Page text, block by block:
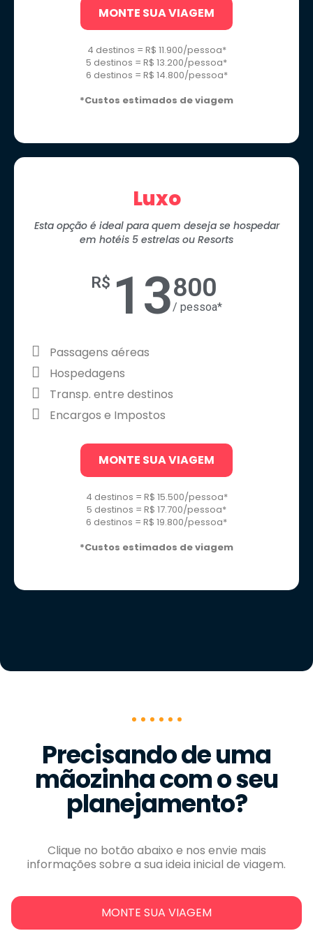
MONTE SUA VIAGEM
4 destinos = R$ 11.900/pessoa*
5 destinos = R$ 13.200/pessoa*
6 destinos = R$ 14.800/pessoa*
*Custos estimados de viagem
Luxo
Esta opção é ideal para quem deseja se hospedar
em hotéis 5 estrelas ou Resorts
R$ 13800
/ pessoa*
Passagens aéreas
Hospedagens
Transp. entre destinos
Encargos e Impostos
MONTE SUA VIAGEM
4 destinos = R$ 15.500/pessoa*
5 destinos = R$ 17.700/pessoa*
6 destinos = R$ 19.800/pessoa*
*Custos estimados de viagem
Precisando de uma
mãozinha com o seu
planejamento?
Clique no botão abaixo e nos envie mais
informações sobre a sua ideia inicial de viagem.
MONTE SUA VIAGEM